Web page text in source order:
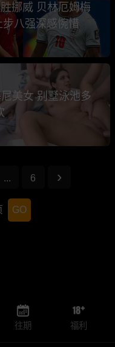
挪威 贝林厄姆梅
八强深感惋惜
美女 别墅泳池多
... 6
GO
往期 福利